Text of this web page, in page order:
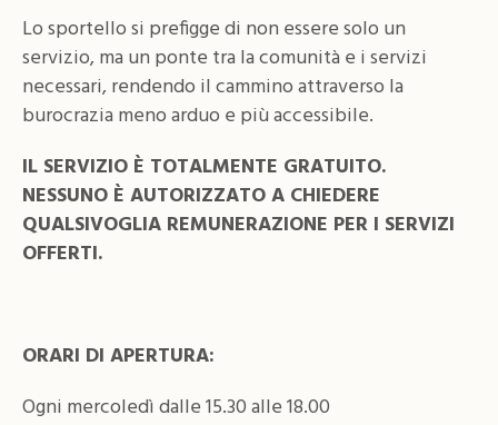
Lo sportello si prefigge di non essere solo un
servizio, ma un ponte tra la comunità e i servizi
necessari, rendendo il cammino attraverso la
burocrazia meno arduo e più accessibile.
IL SERVIZIO È TOTALMENTE GRATUITO.
NESSUNO È AUTORIZZATO A CHIEDERE
QUALSIVOGLIA REMUNERAZIONE PER I SERVIZI
OFFERTI.
ORARI DI APERTURA:
Ogni mercoledì dalle 15.30 alle 18.00